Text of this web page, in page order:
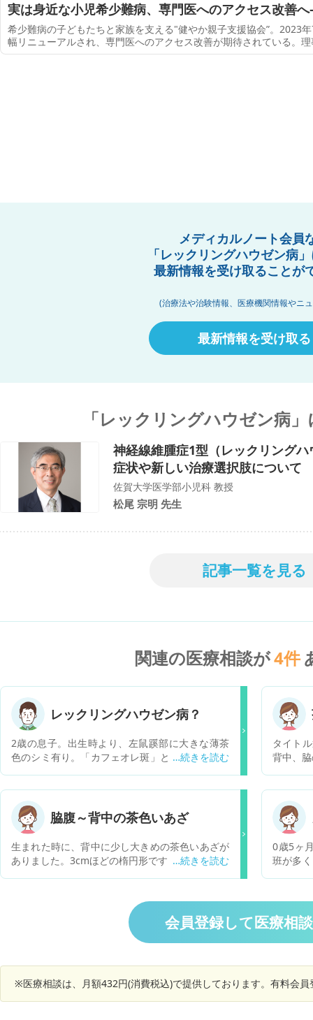
実は身近な小児希少難病、専門医へのアクセス改善
組み
希少難病の子どもたちと家族を支える"健やか親子支援協会”。2023
幅リニューアルされ、専門医へのアクセス改善が期待されている。
がん医療研究センター センター長、慶應義塾大学 医学部 名誉教授
メディカルノート会員
「レックリングハウゼン病
最新情報を受け取ることが
(治療法や治験情報、医療機関情報やニ
最新情報を受け取る
「レックリングハウゼン病
神経線維腫症1型（レックリング
症状や新しい治療選択肢について
佐賀大学医学部小児科 教授
松尾 宗明 先生
記事一覧を見る
関連の医療相談が4件
レックリングハウゼン病？
2歳の息子。出生時より、左鼠蹊部に大きな薄茶
色のシミ有り。「カフェオレ斑」と言われただけ
レックリングハウゼン病の可能性が高いとありま
すが、息子の場合は大きな（縦18㎝ほど、横5㎝
ほど）シミとなっており、判断がつきにくいで
す。また重度の度合いについても分からず、見解
をいただけると助かります…。何卒よろしくお願
いします。
タイト
背中、
もありません
い茶色が広が
えないの
で調べ
たため
歩くの
脇腹～背中の茶色いあざ
生まれた時に、背中に少し大きめの茶色いあざが
ありました。3cmほどの楕円形です。 ホクロ程度
が、10～20個くらいあり、増えているように思い
ウゼンという病名に引っかかり、とても恐ろしく
済む場合もあるのか、やはり必ず検索画像にある
ような、恐ろしい出来物だらけになってしまうの
0歳5ヶ
班が多
フェオ
し、レ
りした
センチ
えてい
うか？
会員登録して医療相
※医療相談は、月額432円(消費税込)で提供しております。有料会